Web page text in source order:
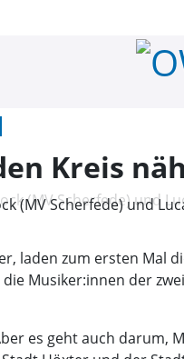
Kreis
(MV Scherfede) und
laden zum ersten Mal
Musiker:innen der
es geht auch darum,